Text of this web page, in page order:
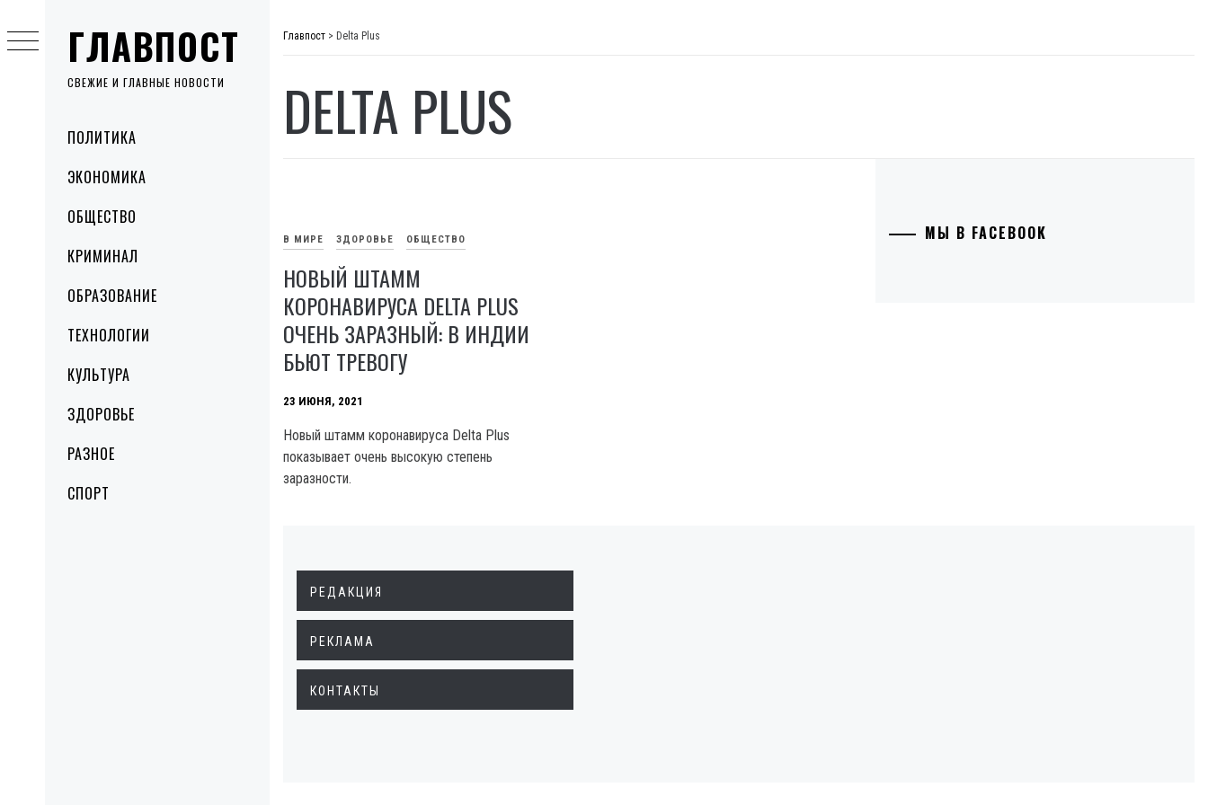
ГЛАВПОСТ
СВЕЖИЕ И ГЛАВНЫЕ НОВОСТИ
MenuПОЛИТИКА
ЭКОНОМИКА
ОБЩЕСТВО
КРИМИНАЛ
ОБРАЗОВАНИЕ
ТЕХНОЛОГИИ
КУЛЬТУРА
ЗДОРОВЬЕ
РАЗНОЕ
СПОРТ
to
content
Главпост > Delta Plus
DELTA PLUS
В МИРЕ ЗДОРОВЬЕ ОБЩЕСТВО
НОВЫЙ ШТАММ
КОРОНАВИРУСА DELTA PLUS
ОЧЕНЬ ЗАРАЗНЫЙ: В ИНДИИ
БЬЮТ ТРЕВОГУ
23 ИЮНЯ, 2021
Новый штамм коронавируса Delta Plus
показывает очень высокую степень
заразности.
МЫ В FACEBOOK
РЕДАКЦИЯ
РЕКЛАМА
КОНТАКТЫ